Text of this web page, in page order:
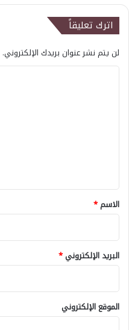
اترك تعليقاً
لن يتم نشر عنوان بريدك الإلكتروني.
*
الاسم*
البريد الإلكتروني*
الموقع الإلكتروني